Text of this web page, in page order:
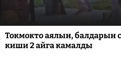
Токмокто аялын, балдарын
киши 2 айга камалды